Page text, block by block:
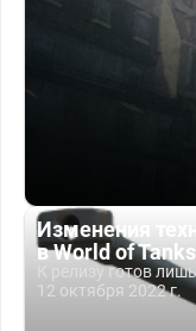
Изменения
в World of Tanks
К релизу готов
12 октября 2022 г.